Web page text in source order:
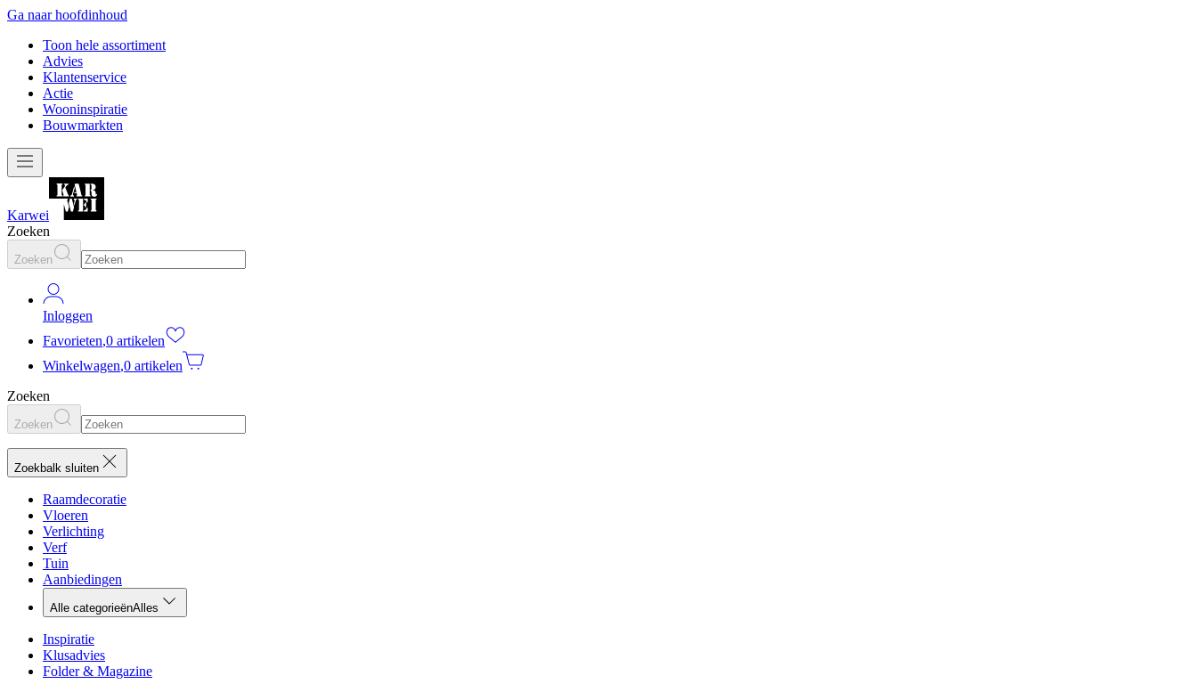
Ga naar hoofdinhoud
Toon hele assortiment
Advies
Klantenservice
Actie
Wooninspiratie
Bouwmarkten
Karwei
Zoeken
Zoeken
Inloggen
Favorieten,0 artikelen
Winkelwagen,0 artikelen
Zoeken
Zoeken
Zoekbalk sluiten
Raamdecoratie
Vloeren
Verlichting
Verf
Tuin
Aanbiedingen
Alle categorieënAlles
Inspiratie
Klusadvies
Folder & Magazine